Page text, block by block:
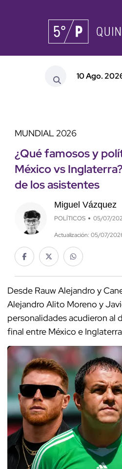
10 Ago.
MUNDIAL 2026
¿Qué famosos y
México vs
de los asistentes
Miguel Vázquez
POLÍTICOS 05/07/
Actualización: 05/07/
Desde Rauw Alejandro y
Alejandro Alito Moreno y
personalidades acudieron al
final entre México e Inglaterra